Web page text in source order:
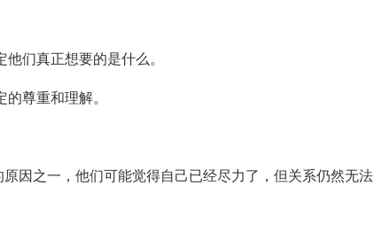
们真正想要的是什么。
尊重和理解。
因之一，他们可能觉得自己已经尽力了，但关系仍然无法